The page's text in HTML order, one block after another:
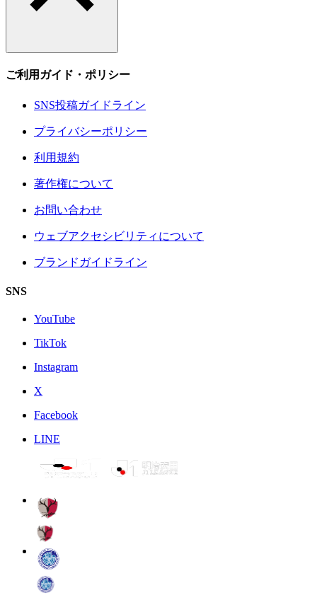
ご利用ガイド・ポリシー
SNS投稿ガイドライン
プライバシーポリシー
利用規約
著作権について
お問い合わせ
ウェブアクセシビリティについて
ブランドガイドライン
SNS
YouTube
TikTok
Instagram
X
Facebook
LINE